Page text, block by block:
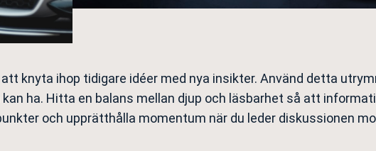
knyta ihop tidigare idéer med nya insikter. Använd detta
ha. Hitta en balans mellan djup och läsbarhet så att
och upprätthålla momentum när du leder diskussionen